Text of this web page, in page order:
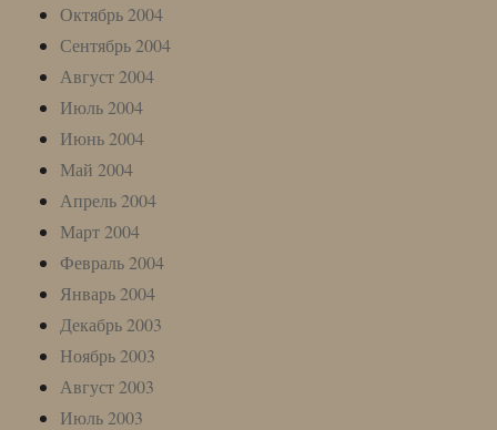
Октябрь 2004
Сентябрь 2004
Август 2004
Июль 2004
Июнь 2004
Май 2004
Апрель 2004
Март 2004
Февраль 2004
Январь 2004
Декабрь 2003
Ноябрь 2003
Август 2003
Июль 2003